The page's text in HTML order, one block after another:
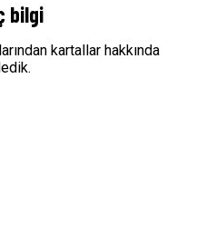
bilgi
kartallar hakkında